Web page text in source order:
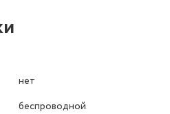
нет
беспроводной